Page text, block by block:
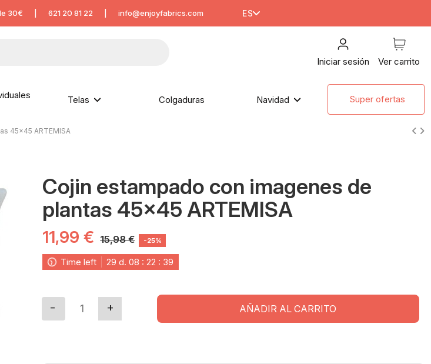
30€ 621 20 81 22 info@enjoyfabrics.com ES
Iniciar sesión Ver carrito
Telas Colgaduras Navidad Super ofertas
45x45 ARTEMISA
Cojin estampado con imagenes de
plantas 45x45 ARTEMISA
11,99 € 15,98 € -25%
Time left 29 d. 08 :22 : 38
AÑADIR AL CARRITO